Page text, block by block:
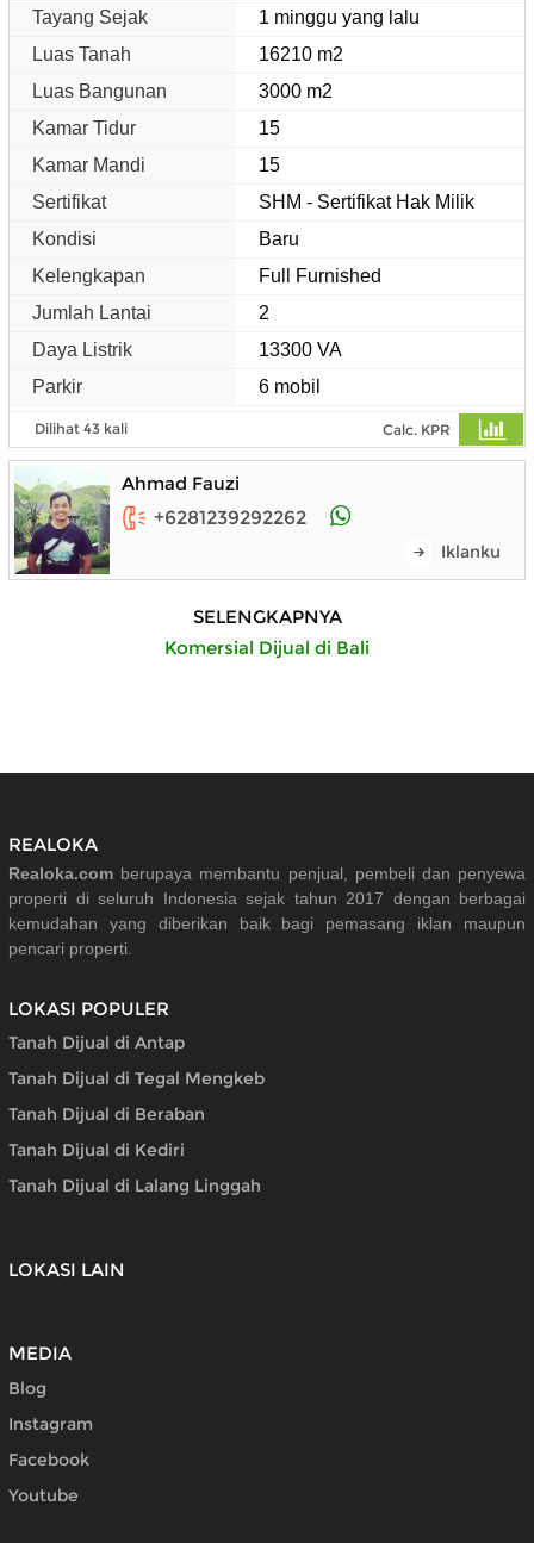
Tayang Sejak
1 minggu yang lalu
Luas Tanah
16210 m2
Luas Bangunan
3000 m2
Kamar Tidur
15
Kamar Mandi
15
Sertifikat
SHM - Sertifikat Hak Milik
Kondisi
Baru
Kelengkapan
Full Furnished
Jumlah Lantai
2
Daya Listrik
13300 VA
Parkir
6 mobil
Dilihat 43 kali Calc. KPR
Ahmad Fauzi
+6281239292262
Iklanku
SELENGKAPNYA
Komersial Dijual di Bali
REALOKA
Realoka.com berupaya membantu penjual, pembeli dan penyewa
properti di seluruh Indonesia sejak tahun 2017 dengan berbagai
kemudahan yang diberikan baik bagi pemasang iklan maupun
pencari properti.
LOKASI POPULER
Tanah Dijual di Antap
Tanah Dijual di Tegal Mengkeb
Tanah Dijual di Beraban
Tanah Dijual di Kediri
Tanah Dijual di Lalang Linggah
LOKASI LAIN
MEDIA
Blog
Instagram
Facebook
Youtube